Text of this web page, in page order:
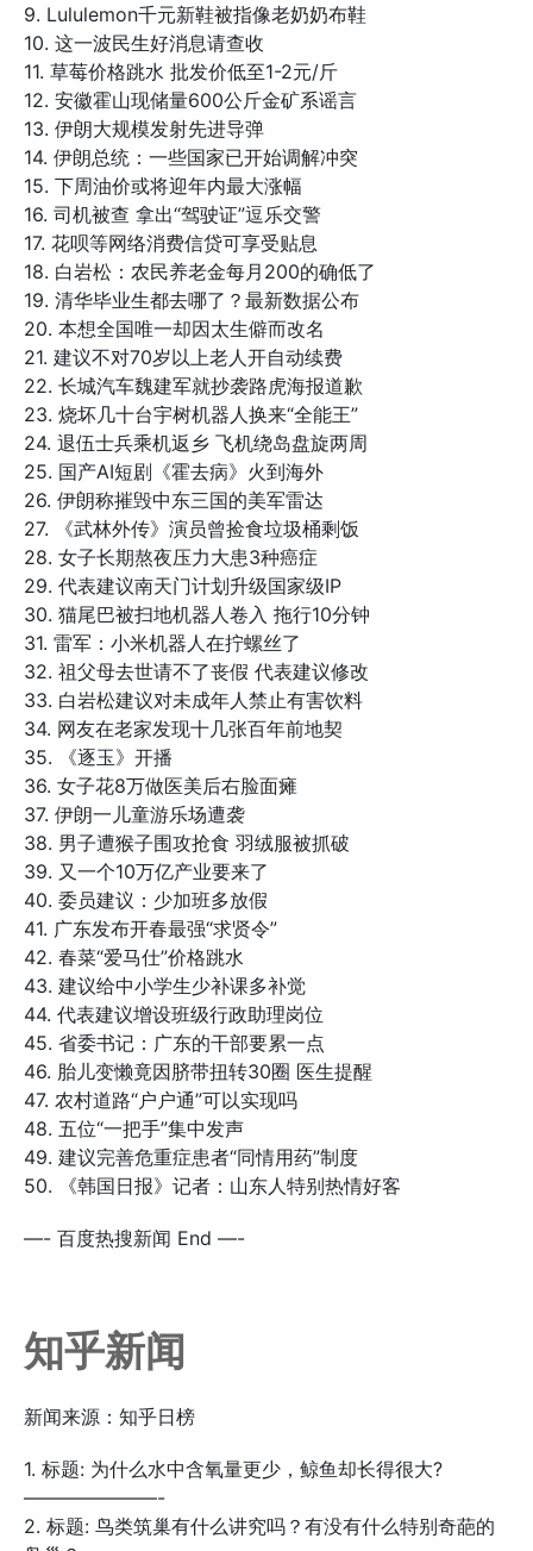
9. Lululemon千元新鞋被指像老奶奶布鞋
10. 这一波民生好消息请查收
11. 草莓价格跳水 批发价低至1-2元/斤
12. 安徽霍山现储量600公斤金矿系谣言
13. 伊朗大规模发射先进导弹
14. 伊朗总统：一些国家已开始调解冲突
15. 下周油价或将迎年内最大涨幅
16. 司机被查 拿出“驾驶证”逗乐交警
17. 花呗等网络消费信贷可享受贴息
18. 白岩松：农民养老金每月200的确低了
19. 清华毕业生都去哪了？最新数据公布
20. 本想全国唯一却因太生僻而改名
21. 建议不对70岁以上老人开自动续费
22. 长城汽车魏建军就抄袭路虎海报道歉
23. 烧坏几十台宇树机器人换来“全能王”
24. 退伍士兵乘机返乡 飞机绕岛盘旋两周
25. 国产AI短剧《霍去病》火到海外
26. 伊朗称摧毁中东三国的美军雷达
27. 《武林外传》演员曾捡食垃圾桶剩饭
28. 女子长期熬夜压力大患3种癌症
29. 代表建议南天门计划升级国家级IP
30. 猫尾巴被扫地机器人卷入 拖行10分钟
31. 雷军：小米机器人在拧螺丝了
32. 祖父母去世请不了丧假 代表建议修改
33. 白岩松建议对未成年人禁止有害饮料
34. 网友在老家发现十几张百年前地契
35. 《逐玉》开播
36. 女子花8万做医美后右脸面瘫
37. 伊朗一儿童游乐场遭袭
38. 男子遭猴子围攻抢食 羽绒服被抓破
39. 又一个10万亿产业要来了
40. 委员建议：少加班多放假
41. 广东发布开春最强“求贤令”
42. 春菜“爱马仕”价格跳水
43. 建议给中小学生少补课多补觉
44. 代表建议增设班级行政助理岗位
45. 省委书记：广东的干部要累一点
46. 胎儿变懒竟因脐带扭转30圈 医生提醒
47. 农村道路“户户通”可以实现吗
48. 五位“一把手”集中发声
49. 建议完善危重症患者“同情用药”制度
50. 《韩国日报》记者：山东人特别热情好客
—- 百度热搜新闻 End —-
知乎新闻
新闻来源：知乎日榜
1. 标题: 为什么水中含氧量更少，鲸鱼却长得很大?
———————-
2. 标题: 鸟类筑巢有什么讲究吗？有没有什么特别奇葩的